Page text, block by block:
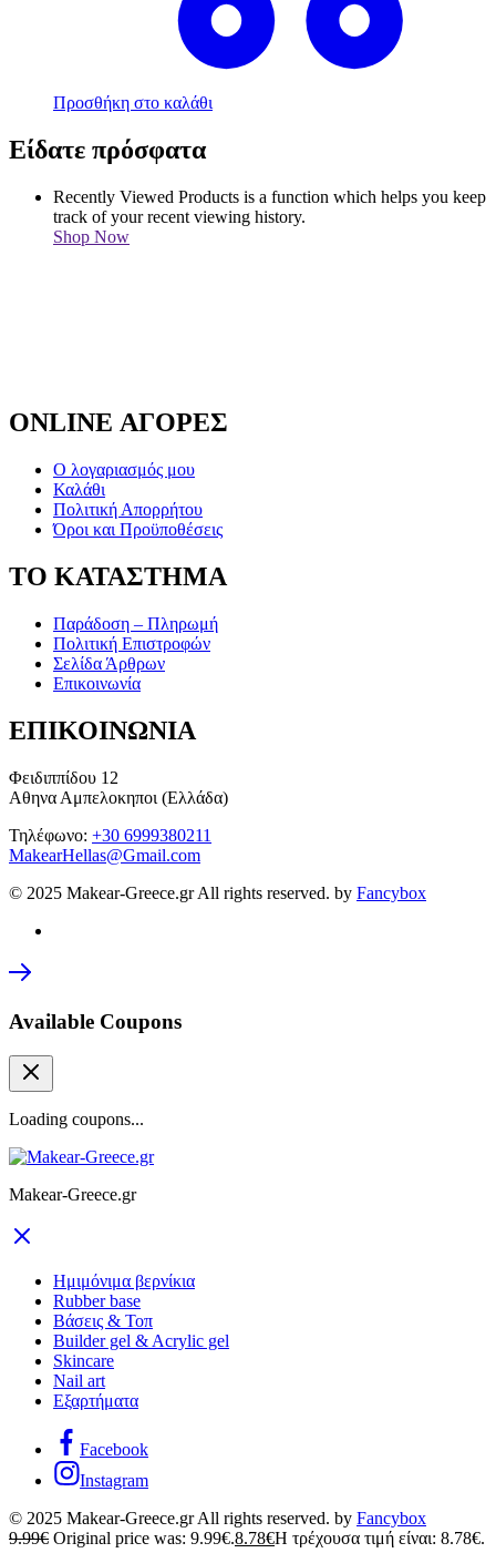
Προσθήκη στο καλάθι
Είδατε πρόσφατα
Recently Viewed Products is a function which helps you keep
track of your recent viewing history.
Shop Now
ONLINE ΑΓΟΡΕΣ
Ο λογαριασμός μου
Καλάθι
Πολιτική Απορρήτου
Όροι και Προϋποθέσεις
ΤΟ ΚΑΤΑΣΤΗΜΑ
Παράδοση – Πληρωμή
Πολιτική Επιστροφών
Σελίδα Άρθρων
Επικοινωνία
ΕΠΙΚΟΙΝΩΝΙΑ
Φειδιππίδου 12
Αθηνα Αμπελοκηποι (Ελλάδα)
Τηλέφωνο: +30 6999380211
MakearHellas@Gmail.com
© 2025 Makear-Greece.gr All rights reserved. by Fancybox
Available Coupons
Loading coupons...
Makear-Greece.gr
Ημιμόνιμα βερνίκια
Rubber base
Βάσεις & Τοπ
Builder gel & Acrylic gel
Skincare
Nail art
Εξαρτήματα
Facebook
Instagram
© 2025 Makear-Greece.gr All rights reserved. by Fancybox
9.99€ Original price was: 9.99€.8.78€Η τρέχουσα τιμή είναι: 8.78€.